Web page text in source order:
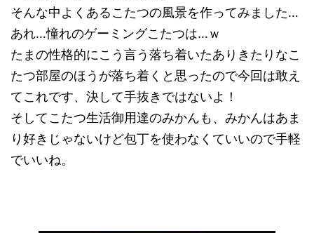
そんな中よくあるこたつの風景を作ってみました…
あれ…憧れのゲーミングこたつは…ｗ
たまの性格的にこう言う落ち着いたありきたりなこ
たつ部屋のほうが落ち着くと思ったので今回は敢え
てこれです、決して手抜きではないよ！
そしてこたつ生活御用達のみかんも、みかんはあま
り好きじゃないけど包丁を使わなくていいので手軽
でいいね。